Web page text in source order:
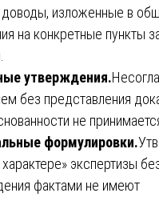
доводы, изложенные в
на конкретные пункты
утверждения.
без представления
не
формулировки.
экспертизы
фактами не имеют